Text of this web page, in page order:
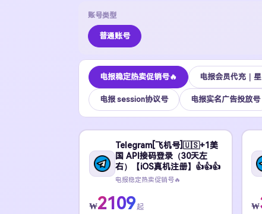
账号类型
普通账号
电报稳定热卖促销号🔥 电报会员代充｜
电报 session协议号 电报实名广告投放号
Telegram[飞机号]🇺🇸+1美
国 API接码登录（30天左
右）【iOS真机注册】👍👍👍
电报稳定热卖促销号🔥
₩2109起 ₩